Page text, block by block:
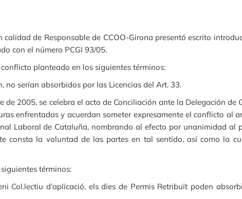
calidad de Responsable de CCOO-Girona presentó escrito
con el número PCGI 93/05.
planteado en los siguientes términos:
no serían absorbidos por las Licencias del Art. 33.
de 2005, se celebra el acto de Conciliación ante la Delegación de
enfrentadas y acuerdan someter expresamente el conflicto al
Laboral de Cataluña, nombrando al efecto por unanimidad al
consta la voluntad de las partes en tal sentido, así como la
términos:
Col.lectiu d’aplicació, els dies de Permis Retribuït poden